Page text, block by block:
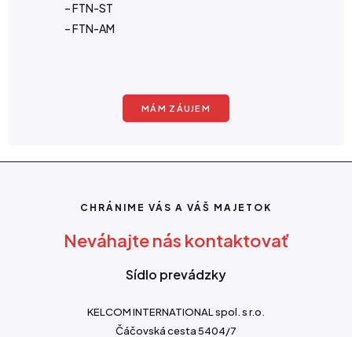
– FTN-ST
– FTN-AM
MÁM ZÁUJEM
CHRÁNIME VÁS A VÁŠ MAJETOK
Neváhajte nás kontaktovať
Sídlo prevádzky
KELCOM INTERNATIONAL spol. s r.o.
Čáčovská cesta 5404/7